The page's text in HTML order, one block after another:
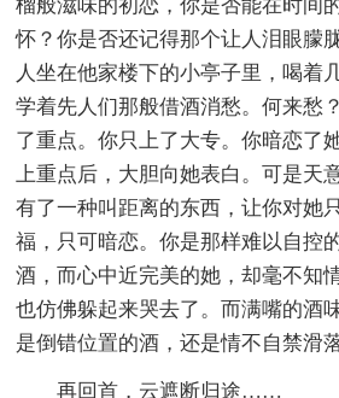
榴般滋味的初恋，你是否能在时间
怀？你是否还记得那个让人泪眼朦
人坐在他家楼下的小亭子里，喝着
学着先人们那般借酒消愁。何来愁
了重点。你只上了大专。你暗恋了
上重点后，大胆向她表白。可是天
有了一种叫距离的东西，让你对她
福，只可暗恋。你是那样难以自控
酒，而心中近完美的她，却毫不知
也仿佛躲起来哭去了。而满嘴的酒
是倒错位置的酒，还是情不自禁
再回首，云遮断归途……